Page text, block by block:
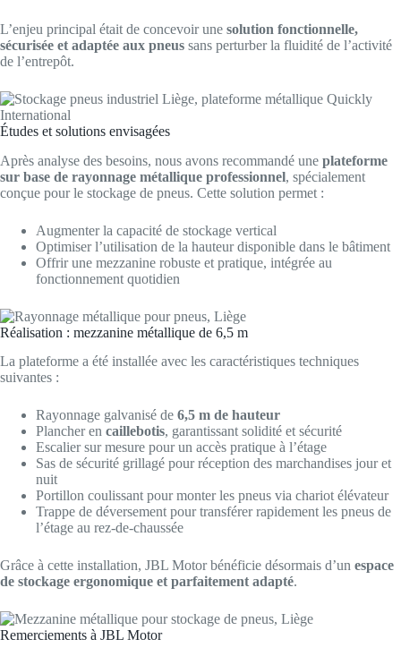
L’enjeu principal était de concevoir une solution fonctionnelle,
sécurisée et adaptée aux pneus sans perturber la fluidité de l’activité
de l’entrepôt.
Études et solutions envisagées
Après analyse des besoins, nous avons recommandé une plateforme
sur base de rayonnage métallique professionnel, spécialement
conçue pour le stockage de pneus. Cette solution permet :
Augmenter la capacité de stockage vertical
Optimiser l’utilisation de la hauteur disponible dans le bâtiment
Offrir une mezzanine robuste et pratique, intégrée au
fonctionnement quotidien
Réalisation : mezzanine métallique de 6,5 m
La plateforme a été installée avec les caractéristiques techniques
suivantes :
Rayonnage galvanisé de 6,5 m de hauteur
Plancher en caillebotis, garantissant solidité et sécurité
Escalier sur mesure pour un accès pratique à l’étage
Sas de sécurité grillagé pour réception des marchandises jour et
nuit
Portillon coulissant pour monter les pneus via chariot élévateur
Trappe de déversement pour transférer rapidement les pneus de
l’étage au rez-de-chaussée
Grâce à cette installation, JBL Motor bénéficie désormais d’un espace
de stockage ergonomique et parfaitement adapté.
Remerciements à JBL Motor